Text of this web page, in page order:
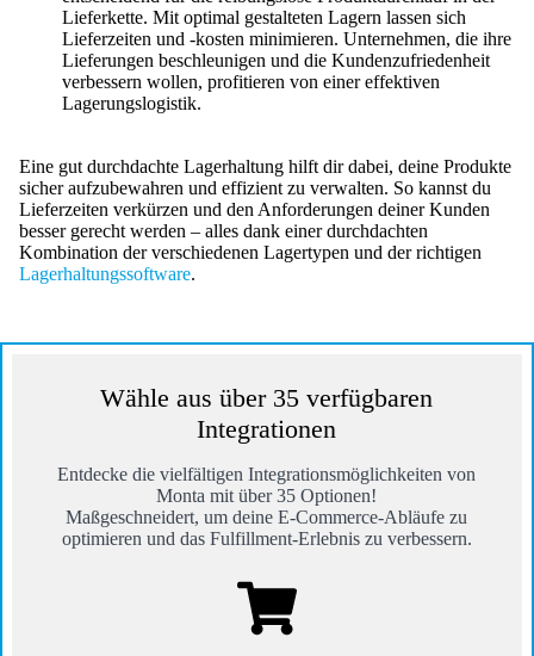
Lieferkette. Mit optimal gestalteten Lagern lassen sich
Lieferzeiten und -kosten minimieren. Unternehmen, die ihre
Lieferungen beschleunigen und die Kundenzufriedenheit
verbessern wollen, profitieren von einer effektiven
Lagerungslogistik.
Eine gut durchdachte Lagerhaltung hilft dir dabei, deine Produkte
sicher aufzubewahren und effizient zu verwalten. So kannst du
Lieferzeiten verkürzen und den Anforderungen deiner Kunden
besser gerecht werden – alles dank einer durchdachten
Kombination der verschiedenen Lagertypen und der richtigen
Lagerhaltungssoftware.
Wähle aus über 35 verfügbaren
Integrationen
Entdecke die vielfältigen Integrationsmöglichkeiten von
Monta mit über 35 Optionen!
Maßgeschneidert, um deine E-Commerce-Abläufe zu
optimieren und das Fulfillment-Erlebnis zu verbessern.